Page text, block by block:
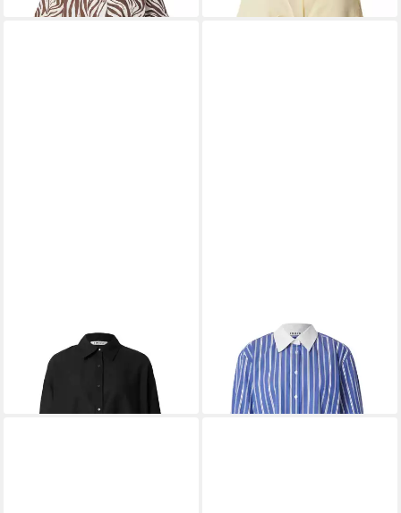
(1-tlg) Weiteres Detail
47,90 €
69,90 €
Langarmbluse Dream
(1-tlg) Plain/ohne Details
24,47 € 69,90 €
-65%